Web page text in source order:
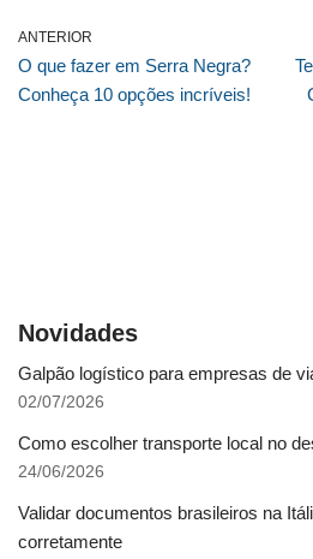
ANTERIOR
O que fazer em Serra Negra?
Conheça 10 opções incríveis!
Novidades
Galpão logístico para empresas de
02/07/2026
Como escolher transporte local no
24/06/2026
Validar documentos brasileiros na
corretamente